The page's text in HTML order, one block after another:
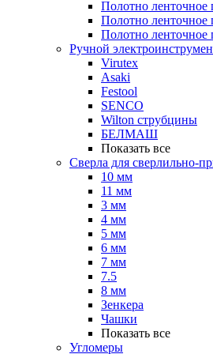
Полотно ленточное
Полотно ленточное
Полотно ленточное
Ручной
Virutex
Asaki
Festool
SENCO
Wilton струбцины
БЕЛМАШ
Показать все
Сверла для сверлильно-
10 мм
11 мм
3 мм
4 мм
5 мм
6 мм
7 мм
7.5
8 мм
Зенкера
Чашки
Показать все
Угломеры